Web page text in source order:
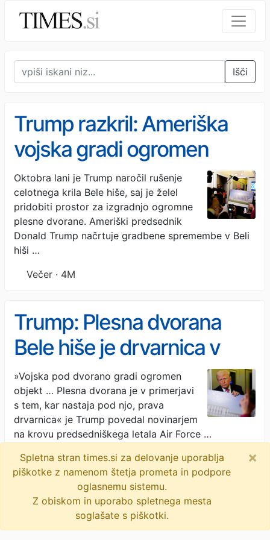
Išči
Trump razkril: Ameriška
vojska gradi ogromen
kompleks pod Belo hišo
Oktobra lani je Trump naročil rušenje
celotnega krila Bele hiše, saj je želel
pridobiti prostor za izgradnjo ogromne
plesne dvorane. Ameriški predsednik
Donald Trump načrtuje gradbene spremembe v Beli
hiši …
Večer · 4M
Trump: Plesna dvorana
Bele hiše je drvarnica v
primerjavi s tem, kar
vojska gradi pod njo
»Vojska pod dvorano gradi ogromen
objekt … Plesna dvorana je v primerjavi
s tem, kar nastaja pod njo, prava
drvarnica« je Trump povedal novinarjem
na krovu predsedniškega letala Air Force …
Dnevnik · 4M
plesna dvorana bela hiša donald trump
Spletna stran times.si za delovanje uporablja
piškotke z namenom štetja prometa in podpore
oglasnemu sistemu.
Z obiskom in uporabo spletnega mesta
soglašate s piškotki.
×
times.si